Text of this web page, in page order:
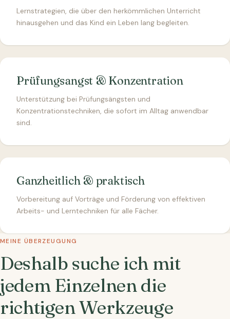
Lernstrategien, die über den herkömmlichen Unterricht
hinausgehen und das Kind ein Leben lang begleiten.
Prüfungsangst & Konzentration
Unterstützung bei Prüfungsängsten und
Konzentrationstechniken, die sofort im Alltag anwendbar
sind.
Ganzheitlich & praktisch
Vorbereitung auf Vorträge und Förderung von effektiven
Arbeits- und Lerntechniken für alle Fächer.
MEINE ÜBERZEUGUNG
Deshalb suche ich mit
jedem Einzelnen die
richtigen Werkzeuge